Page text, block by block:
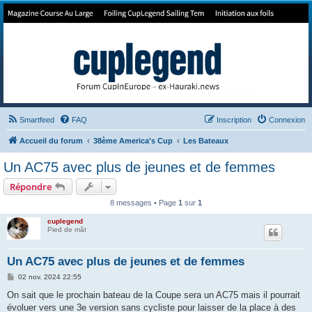
Forum de Cup In Europe
Smartfeed FAQ Connexion
Inscription
Accueil du forum 38ème America's Cup Les Bateaux
Un AC75 avec plus de jeunes et de femmes
Répondre
8 messages • Page 1 sur 1
cuplegend
Pied de mât
Un AC75 avec plus de jeunes et de femmes
M
s
a
02 nov. 2024 22:55
On sait que le prochain bateau de la Coupe sera un AC75 mais il pourrait
évoluer vers une 3e version sans cycliste pour laisser de la place à des